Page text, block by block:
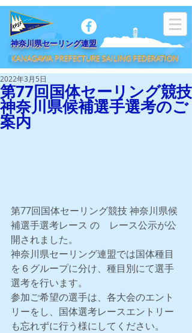
​神奈川県セーリング連盟
KANAGAWA PREFECTURE SAILING FEDERATION
第77回国体セーリング競技
神奈川県候補選手選考のご
案内
2022年3月5日
第77回国体セーリング競技 神奈川県候
補選手選考レース の　レース公示が公
開されました。
神奈川県セーリング連盟では国体種目
を６グループに分け、種目別にて選手
選考を行います。
参加ご希望の選手は、各大会のエント
リーをし、国体選考レースエントリー
も忘れずに行う様にしてください。